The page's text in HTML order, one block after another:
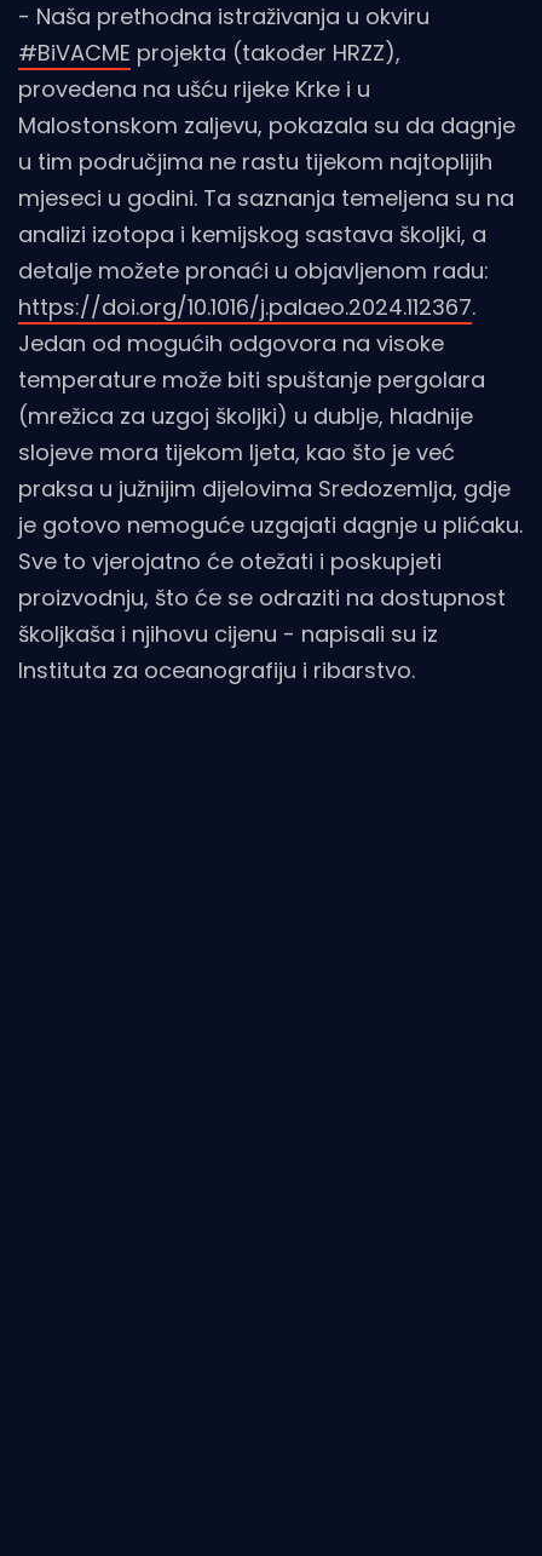
- Naša prethodna istraživanja u okviru
#BiVACME projekta (također HRZZ),
provedena na ušću rijeke Krke i u
Malostonskom zaljevu, pokazala su da dagnje
u tim područjima ne rastu tijekom najtoplijih
mjeseci u godini. Ta saznanja temeljena su na
analizi izotopa i kemijskog sastava školjki, a
detalje možete pronaći u objavljenom radu:
https://doi.org/10.1016/j.palaeo.2024.112367.
Jedan od mogućih odgovora na visoke
temperature može biti spuštanje pergolara
(mrežica za uzgoj školjki) u dublje, hladnije
slojeve mora tijekom ljeta, kao što je već
praksa u južnijim dijelovima Sredozemlja, gdje
je gotovo nemoguće uzgajati dagnje u plićaku.
Sve to vjerojatno će otežati i poskupjeti
proizvodnju, što će se odraziti na dostupnost
školjkaša i njihovu cijenu - napisali su iz
Instituta za oceanografiju i ribarstvo.